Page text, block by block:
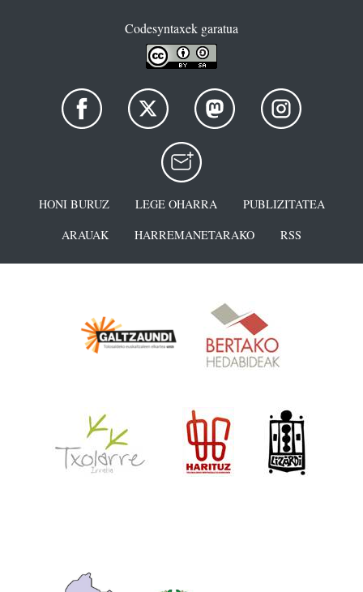
Codesyntaxek garatua
HONI BURUZ LEGE OHARRA
PUBLIZITATEA
ARAUAK
HARREMANETARAKO RSS